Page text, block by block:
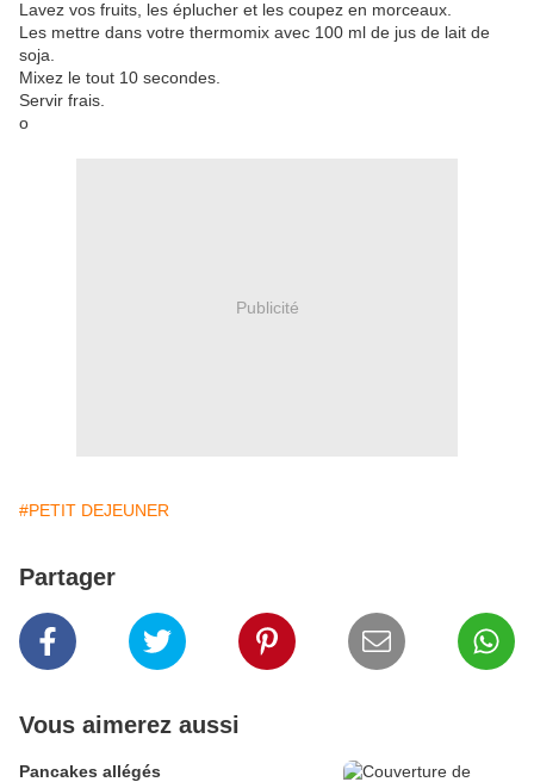
Lavez vos fruits, les éplucher et les coupez en morceaux.
Les mettre dans votre thermomix avec 100 ml de jus de lait de
soja.
Mixez le tout 10 secondes.
Servir frais.
o
Publicité
#PETIT DEJEUNER
Partager
Vous aimerez aussi
Pancakes allégés